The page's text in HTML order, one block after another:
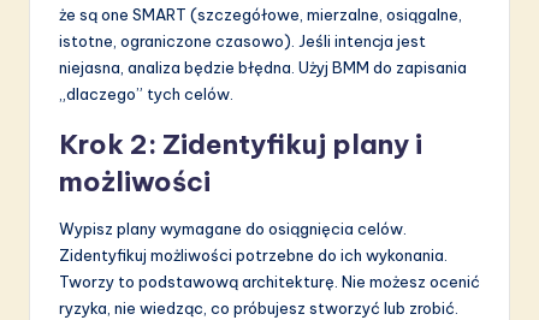
że są one SMART (szczegółowe, mierzalne, osiągalne,
istotne, ograniczone czasowo). Jeśli intencja jest
niejasna, analiza będzie błędna. Użyj BMM do zapisania
„dlaczego” tych celów.
Krok 2: Zidentyfikuj plany i
możliwości
Wypisz plany wymagane do osiągnięcia celów.
Zidentyfikuj możliwości potrzebne do ich wykonania.
Tworzy to podstawową architekturę. Nie możesz ocenić
ryzyka, nie wiedząc, co próbujesz stworzyć lub zrobić.